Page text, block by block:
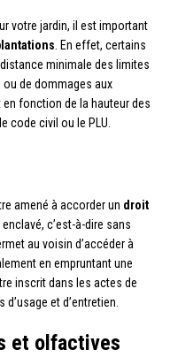
votre jardin, il est important
. En effet, certains
minimale des limites
ou de dommages aux
fonction de la hauteur des
code civil ou le PLU.
amené à accorder un droit
c’est-à-dire sans
au voisin d’accéder à
en empruntant une
inscrit dans les actes de
et d’entretien.
et olfactives